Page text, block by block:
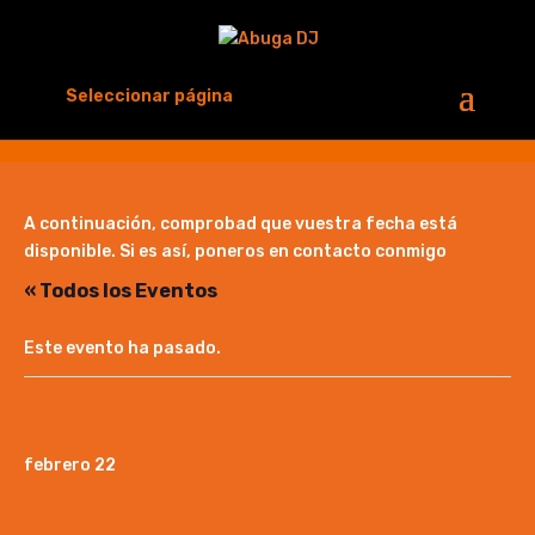
Seleccionar página
A continuación, comprobad que vuestra fecha está
disponible. Si es así, poneros en contacto conmigo
« Todos los Eventos
Este evento ha pasado.
febrero 22